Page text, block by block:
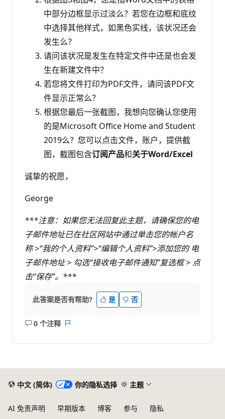
中部分边框显示过淡么？若您在边框和底纹
中选择其他样式，如黑色实线，该状况还会
发生么？
请问该状况是发生在特定文件中还是也会发
生在新建文件中？
若您将文件打印为PDF文件，请问该PDF文
件显示正常么？
根据您最后一张截图，我想向您确认您使用
的是Microsoft Office Home and Student
2019么？您可以点击文件，账户，提供截
图，截图包含订阅产品和关于Word/Excel
诚挚的祝愿，
George
***注意：如果您无法回复此主题，请确保您的电
子邮件地址已在社区网站中通过单击您的帐户名
称 >“我的个人资料”>“编辑个人资料”>添加您的 电
子邮件地址 > 勾选“接收电子邮件通知”复选框 > 点
击“保存”。***
此答案是否有帮助? 是 否
0 个注释
无
中文 (简体) 你的隐私选择 主题
AI 免责声明 早期版本 博客 参与
隐私